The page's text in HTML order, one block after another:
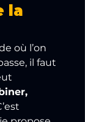
la
où l’on
il faut